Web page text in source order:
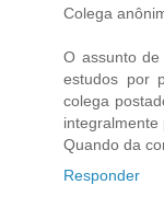
Colega
O assunto
estudos por
colega
integralmente
Quando da
Responder